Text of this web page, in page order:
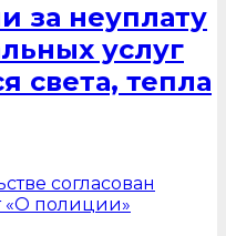
за неуплату
услуг
света, тепла